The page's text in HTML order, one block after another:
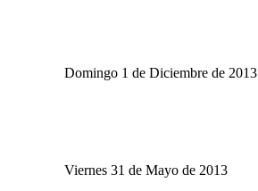
Domingo 1 de Diciembre de 2013
Viernes 31 de Mayo de 2013